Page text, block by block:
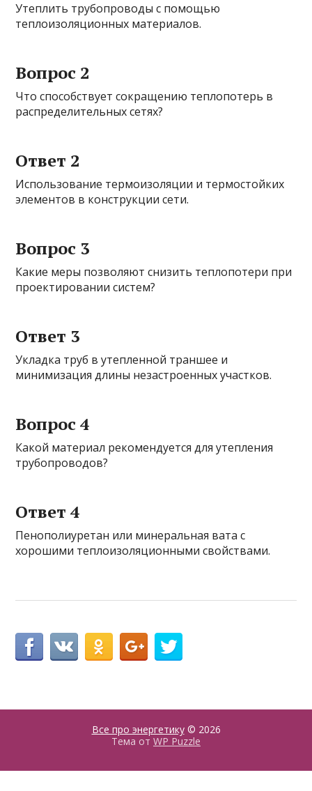
Утеплить трубопроводы с помощью
теплоизоляционных материалов.
Вопрос 2
Что способствует сокращению теплопотерь в
распределительных сетях?
Ответ 2
Использование термоизоляции и термостойких
элементов в конструкции сети.
Вопрос 3
Какие меры позволяют снизить теплопотери при
проектировании систем?
Ответ 3
Укладка труб в утепленной траншее и
минимизация длины незастроенных участков.
Вопрос 4
Какой материал рекомендуется для утепления
трубопроводов?
Ответ 4
Пенополиуретан или минеральная вата с
хорошими теплоизоляционными свойствами.
Все про энергетику© 2026
Тема от WP Puzzle